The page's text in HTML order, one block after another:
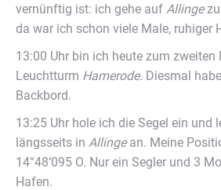
vernünftig ist: ich gehe auf Allinge
da war ich schon viele Male, ruhiger
13:00 Uhr bin ich heute zum zweiten
Leuchtturm Hamerode. Diesmal
Backbord.
13:25 Uhr hole ich die Segel ein und
längsseits in Allingean. Meine
14°48‘095 O. Nur ein Segler und 3
Hafen.